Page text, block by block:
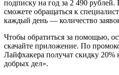
подписку на год за 2 490
сможете обращаться к
каждый день — количество
Чтобы обратиться за помощью,
скачайте приложение. По
Лайфхакера получат скидку
добрых дел».